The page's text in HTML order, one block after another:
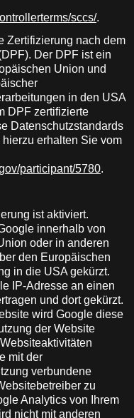
sccs/.
Zertifizierung nach dem
Der DPF ist ein
Union und
in den USA
DPF zertifizierte
Datenschutzstandards
erhalten Sie vom
participant/5780.
ist aktiviert.
innerhalb von
oder in anderen
den Europäischen
in die USA gekürzt.
IP-Adresse an einen
und dort gekürzt.
wird Google diese
der Website
mit der
verbundene
zu
Analytics von Ihrem
nicht mit anderen